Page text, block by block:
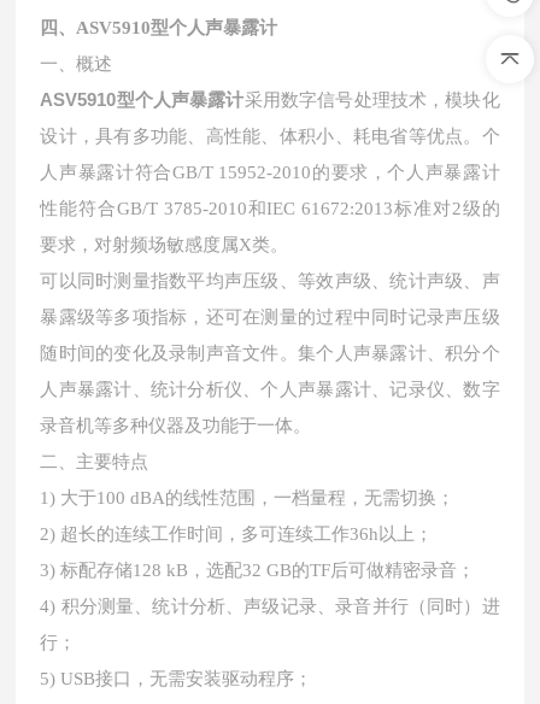
四、 ASV5910型个人声暴露计
一、概述
ASV5910型个人声暴露计采用数字信号处理技术，模块化
设计，具有多功能、高性能、体积小、耗电省等优点。个
人声暴露计符合GB/T 15952-2010的要求，个人声暴露计
性能符合GB/T 3785-2010和IEC 61672:2013标准对2级的
要求，对射频场敏感度属X类。
可以同时测量指数平均声压级、等效声级、统计声级、声
暴露级等多项指标，还可在测量的过程中同时记录声压级
随时间的变化及录制声音文件。集个人声暴露计、积分个
人声暴露计、统计分析仪、个人声暴露计、记录仪、数字
录音机等多种仪器及功能于一体。
二、主要特点
1) 大于100 dBA的线性范围，一档量程，无需切换；
2) 超长的连续工作时间，多可连续工作36h以上；
3) 标配存储128 kB，选配32 GB的TF后可做精密录音；
4) 积分测量、统计分析、声级记录、录音并行（同时）进
行；
5) USB接口，无需安装驱动程序；